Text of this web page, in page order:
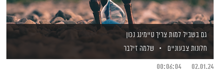
גם בשביל למות צריך טיימינג נכון
חלונות צבעוניים
שלמה זילבר
02.01.24
00:06:04